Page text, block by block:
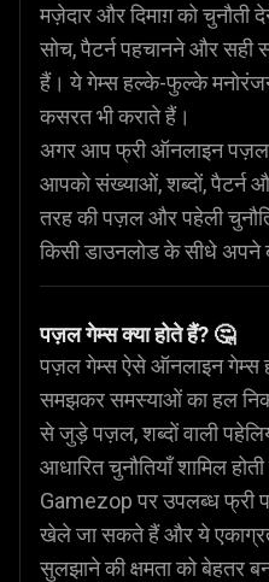
मज़ेदार और दिमाग़ को चुनौती
सोच, पैटर्न पहचानने और सही
हैं। ये गेम्स हल्के-फुल्के
कसरत भी कराते हैं।
अगर आप फ्री ऑनलाइन पज़ल
आपको संख्याओं, शब्दों, पैटर्न
तरह की पज़ल और पहेली
किसी डाउनलोड के सीधे
पज़ल गेम्स क्या होते हैं? 🤔
पज़ल गेम्स ऐसे ऑनलाइन गेम्स
समझकर समस्याओं का हल
से जुड़े पज़ल, शब्दों वाली
आधारित चुनौतियाँ शामिल
Gamezop पर उपलब्ध फ्री
खेले जा सकते हैं और ये
सुलझाने की क्षमता को बेहतर